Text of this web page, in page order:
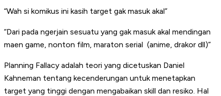
“Wah si komikus ini kasih target gak masuk akal”
“Dari pada ngerjain sesuatu yang gak masuk akal mendingan
maen game, nonton film, maraton serial (anime, drakor dll)”
Planning Fallacy adalah teori yang dicetuskan Daniel
Kahneman tentang kecenderungan untuk menetapkan
target yang tinggi dengan mengabaikan skill dan resiko. Hal